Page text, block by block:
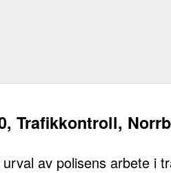
Trafikkontroll,
av polisens arbete i